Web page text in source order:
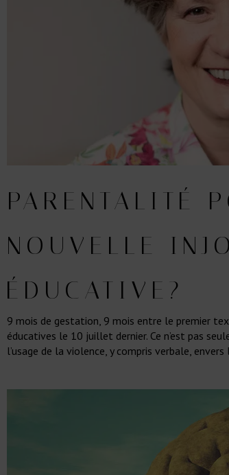
PARENTALITÉ
NOUVELLE
ÉDUCATIVE?
9 mois de gestation, 9 mois entre le premier
éducatives le 10 juillet dernier. Ce n’est pas
l’usage de la violence, y compris verbale,